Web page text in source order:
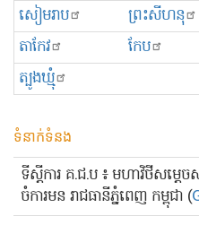
សៀមរាប
ព្រះសីហនុ
តាកែវ
កែប
ត្បូងឃ្មុំ
ទំនាក់ទំនង
ទីស្ដីការ គ.ជ.ប ៖ មហាវិថីសម្ដេ
ចំការមន រាជធានីភ្នំពេញ កម្ពុជា (